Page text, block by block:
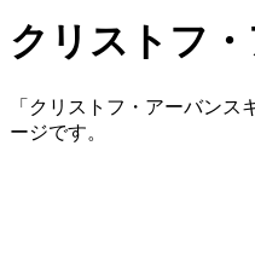
動
クリストフ
「クリストフ・アーバン
ージです。